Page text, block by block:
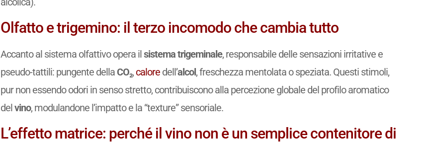
Olfatto e trigemino: il terzo incomodo che cambia tutto
Accanto al sistema olfattivo opera ilsistema trigeminale, responsabile delle sensazioni irritative e
pseudo-tattili: pungente della CO₂, caloredell’alcol, freschezza mentolata o speziata. Questi stimoli,
pur non essendo odori in senso stretto, contribuiscono alla percezione globale del profilo aromatico
delvino, modulandone l’impatto e la “texture” sensoriale.
L’effetto matrice: perché il vino non è un semplice contenitore di